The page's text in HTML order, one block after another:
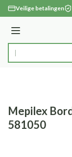
Ga naar de inhoud
Veilige betalingen
Menu
Product, merk,
Mepilex
581050